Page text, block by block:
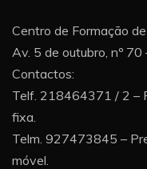
Centro de Formação
Av. 5 de outubro, nº
Contactos:
Telf. 218464371 / 2 –
fixa.
Telm. 927473845 –
móvel.